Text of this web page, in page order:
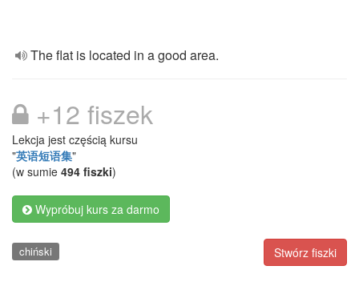
The flat is located in a good area.
+12 fiszek
Lekcja jest częścią kursu
"英语短语集"
(w sumie 494 fiszki)
Wypróbuj kurs za darmo
Stwórz fiszki
chiński